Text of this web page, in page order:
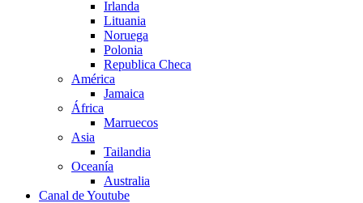
Irlanda
Lituania
Noruega
Polonia
Republica Checa
América
Jamaica
África
Marruecos
Asia
Tailandia
Oceanía
Australia
Canal de Youtube